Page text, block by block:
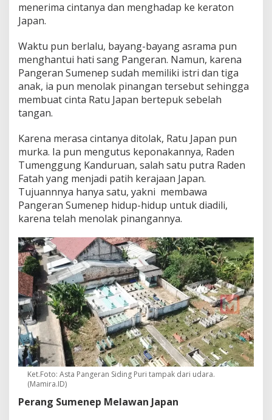
menerima cintanya dan menghadap ke keraton
Japan.
Waktu pun berlalu, bayang-bayang asrama pun
menghantui hati sang Pangeran. Namun, karena
Pangeran Sumenep sudah memiliki istri dan tiga
anak, ia pun menolak pinangan tersebut sehingga
membuat cinta Ratu Japan bertepuk sebelah
tangan.
Karena merasa cintanya ditolak, Ratu Japan pun
murka. Ia pun mengutus keponakannya, Raden
Tumenggung Kanduruan, salah satu putra Raden
Fatah yang menjadi patih kerajaan Japan.
Tujuannnya hanya satu, yakni membawa
Pangeran Sumenep hidup-hidup untuk diadili,
karena telah menolak pinangannya.
Ket.Foto: Asta Pangeran Siding Puri tampak dari udara.
(Mamira.ID)
Perang Sumenep Melawan Japan